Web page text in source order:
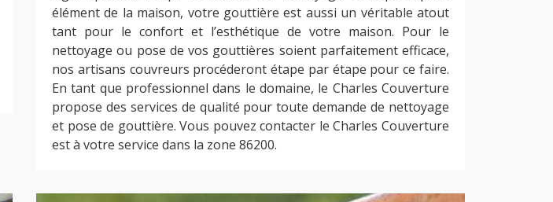
élément de la maison, votre gouttière est aussi un véritable atout
tant pour le confort et l’esthétique de votre maison. Pour le
nettoyage ou pose de vos gouttières soient parfaitement efficace,
nos artisans couvreurs procéderont étape par étape pour ce faire.
En tant que professionnel dans le domaine, le Charles Couverture
propose des services de qualité pour toute demande de nettoyage
et pose de gouttière. Vous pouvez contacter le Charles Couverture
est à votre service dans la zone 86200.